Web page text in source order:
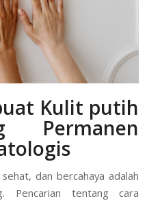
Kulit putih
Permanen